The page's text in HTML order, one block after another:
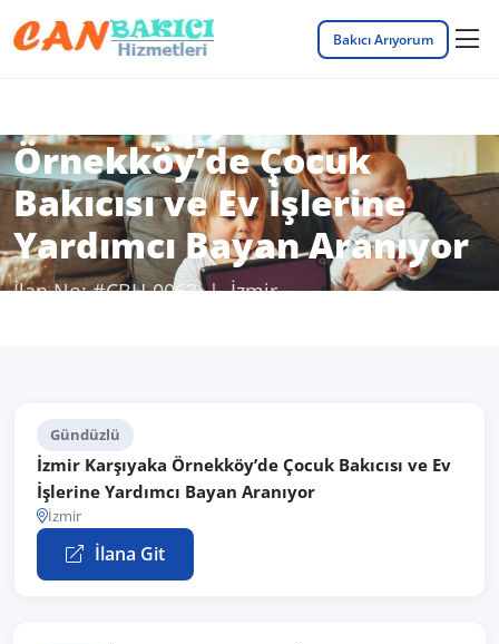
Bakıcı Arıyorum
Örnekköy’de Çocuk
Bakıcısı ve Ev İşlerine
Yardımcı Bayan Aranıyor
İlan No: #CBH-0063 | İzmir
Gündüzlü
İzmir Karşıyaka Örnekköy’de Çocuk Bakıcısı ve Ev
İşlerine Yardımcı Bayan Aranıyor
İzmir
İlana Git